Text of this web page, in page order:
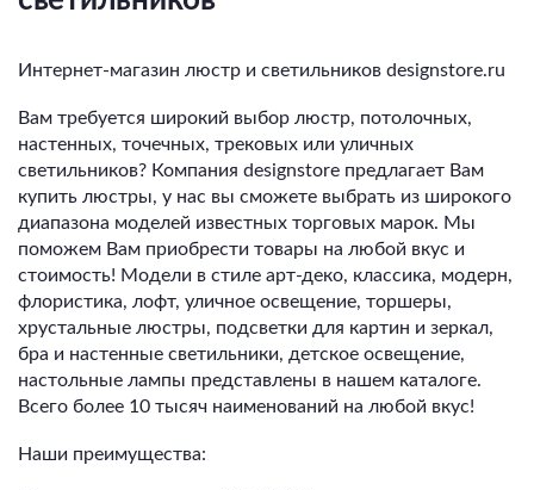
Интернет-магазин люстр и светильников designstore.ru
Вам требуется широкий выбор люстр, потолочных,
настенных, точечных, трековых или уличных
светильников? Компания designstore предлагает Вам
купить люстры, у нас вы сможете выбрать из широкого
диапазона моделей известных торговых марок. Мы
поможем Вам приобрести товары на любой вкус и
стоимость! Модели в стиле арт-деко, классика, модерн,
флористика, лофт, уличное освещение, торшеры,
хрустальные люстры, подсветки для картин и зеркал,
бра и настенные светильники, детское освещение,
настольные лампы представлены в нашем каталоге.
Всего более 10 тысяч наименований на любой вкус!
Наши преимущества: